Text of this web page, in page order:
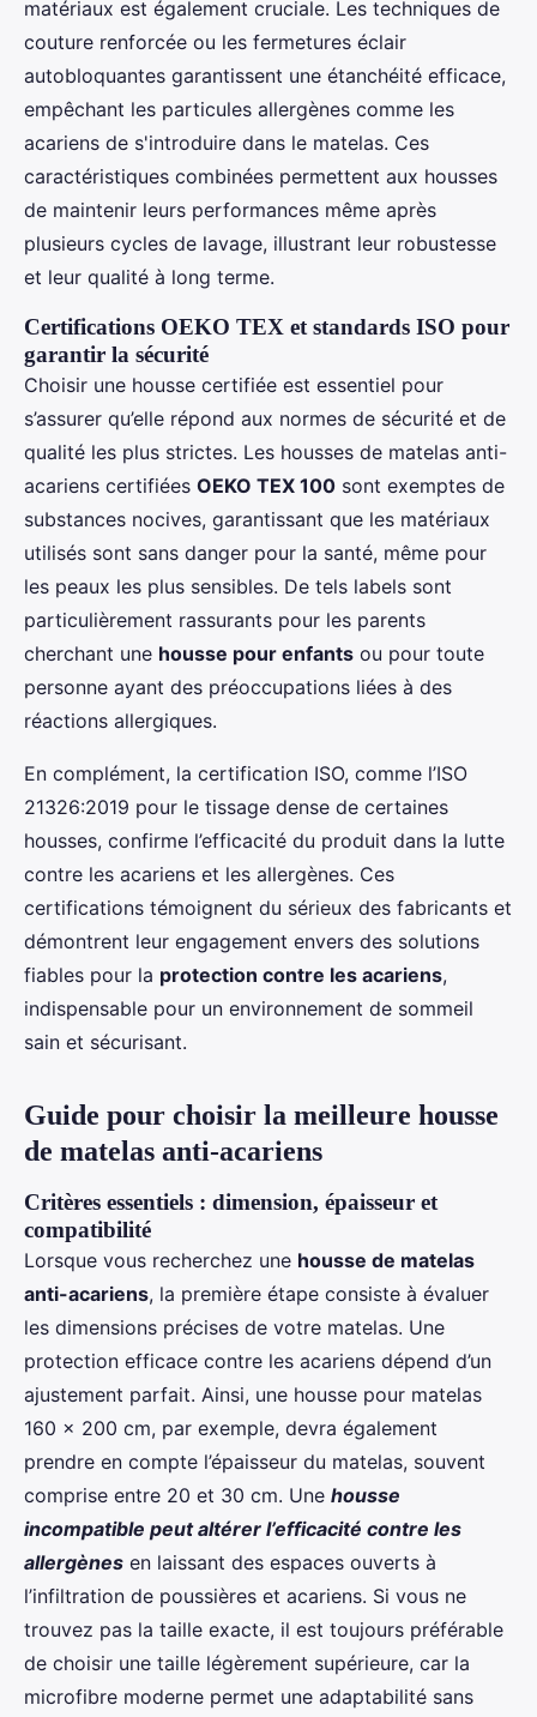
matériaux est également cruciale. Les techniques de
couture renforcée ou les fermetures éclair
autobloquantes garantissent une étanchéité efficace,
empêchant les particules allergènes comme les
acariens de s'introduire dans le matelas. Ces
caractéristiques combinées permettent aux housses
de maintenir leurs performances même après
plusieurs cycles de lavage, illustrant leur robustesse
et leur qualité à long terme.
Certifications OEKO TEX et standards ISO pour
garantir la sécurité
Choisir une housse certifiée est essentiel pour
s’assurer qu’elle répond aux normes de sécurité et de
qualité les plus strictes. Les housses de matelas anti-
acariens certifiées OEKO TEX 100 sont exemptes de
substances nocives, garantissant que les matériaux
utilisés sont sans danger pour la santé, même pour
les peaux les plus sensibles. De tels labels sont
particulièrement rassurants pour les parents
cherchant une housse pour enfants ou pour toute
personne ayant des préoccupations liées à des
réactions allergiques.
En complément, la certification ISO, comme l’ISO
21326:2019 pour le tissage dense de certaines
housses, confirme l’efficacité du produit dans la lutte
contre les acariens et les allergènes. Ces
certifications témoignent du sérieux des fabricants et
démontrent leur engagement envers des solutions
fiables pour la protection contre les acariens,
indispensable pour un environnement de sommeil
sain et sécurisant.
Guide pour choisir la meilleure housse
de matelas anti-acariens
Critères essentiels : dimension, épaisseur et
compatibilité
Lorsque vous recherchez une housse de matelas
anti-acariens, la première étape consiste à évaluer
les dimensions précises de votre matelas. Une
protection efficace contre les acariens dépend d’un
ajustement parfait. Ainsi, une housse pour matelas
160 x 200 cm, par exemple, devra également
prendre en compte l’épaisseur du matelas, souvent
comprise entre 20 et 30 cm. Une housse
incompatible peut altérer l’efficacité contre les
allergènes en laissant des espaces ouverts à
l’infiltration de poussières et acariens. Si vous ne
trouvez pas la taille exacte, il est toujours préférable
de choisir une taille légèrement supérieure, car la
microfibre moderne permet une adaptabilité sans